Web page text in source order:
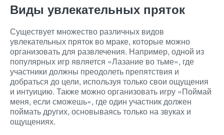
Виды увлекательных пряток
Существует множество различных видов
увлекательных пряток во мраке, которые можно
организовать для развлечения. Например, одной из
популярных игр является «Лазание во тьме», где
участники должны преодолеть препятствия и
добраться до цели, используя только свои ощущения
и интуицию. Также можно организовать игру «Поймай
меня, если сможешь», где один участник должен
поймать других, основываясь только на звуках и
ощущениях.